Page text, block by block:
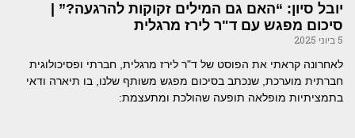
יובל סיון: “האם גם המילים זקוקות להרגעה?” |
סיכום מפגש עם ד"ר לירז מרגלית
5 ביוני 2025
לאחרונה קראתי את הפוסט של ד"ר לירז מרגלית, חברתי ופסיכולוגית
חברתית מוערכת, שנכתב בסיכום מפגש משותף שלנו, בו תיארה ודאי
בתמציתיות מופלאה תופעה שהולכת ומתעצמת: